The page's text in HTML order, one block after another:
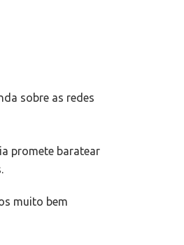
sobre as redes
promete baratear
muito bem